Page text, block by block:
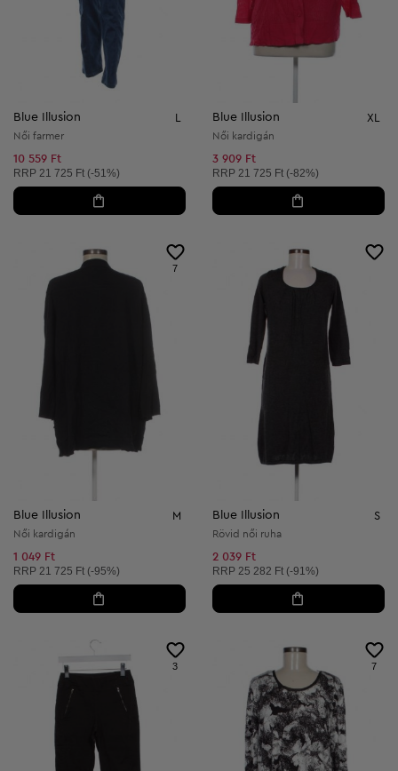
Blue Illusion
Női farmer
10 559 Ft
Ajánlott ár:
RRP 21 725 Ft (-51%)
Blue Illusion XL
Női kardigán
3 909 Ft
Ajánlott ár:
RRP 21 725 Ft (-82%)
7
Blue Illusion M
Női kardigán
1 049 Ft
Ajánlott ár:
RRP 21 725 Ft (-95%)
Blue Illusion S
Rövid női ruha
2 039 Ft
Ajánlott ár:
RRP 25 282 Ft (-91%)
3 7